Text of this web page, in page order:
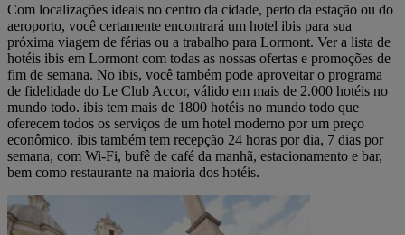
Com localizações ideais no centro da cidade, perto da estação ou do
aeroporto, você certamente encontrará um hotel ibis para sua
próxima viagem de férias ou a trabalho para Lormont. Ver a lista de
hotéis ibis em Lormont com todas as nossas ofertas e promoções de
fim de semana. No ibis, você também pode aproveitar o programa
de fidelidade do Le Club Accor, válido em mais de 2.000 hotéis no
mundo todo. ibis tem mais de 1800 hotéis no mundo todo que
oferecem todos os serviços de um hotel moderno por um preço
econômico. ibis também tem recepção 24 horas por dia, 7 dias por
semana, com Wi-Fi, bufê de café da manhã, estacionamento e bar,
bem como restaurante na maioria dos hotéis.